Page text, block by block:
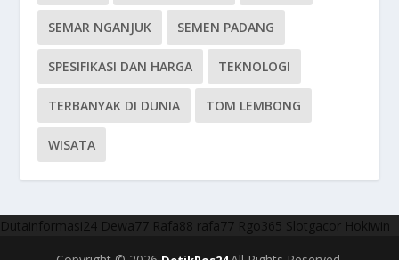
SEMAR NGANJUK SEMEN PADANG
SPESIFIKASI DAN HARGA TEKNOLOGI
TERBANYAK DI DUNIA TOM LEMBONG
WISATA
Dutainformasi24 Dewa77 Rafa88 rafa77 Rgo365 Slotgacor Hokiwin